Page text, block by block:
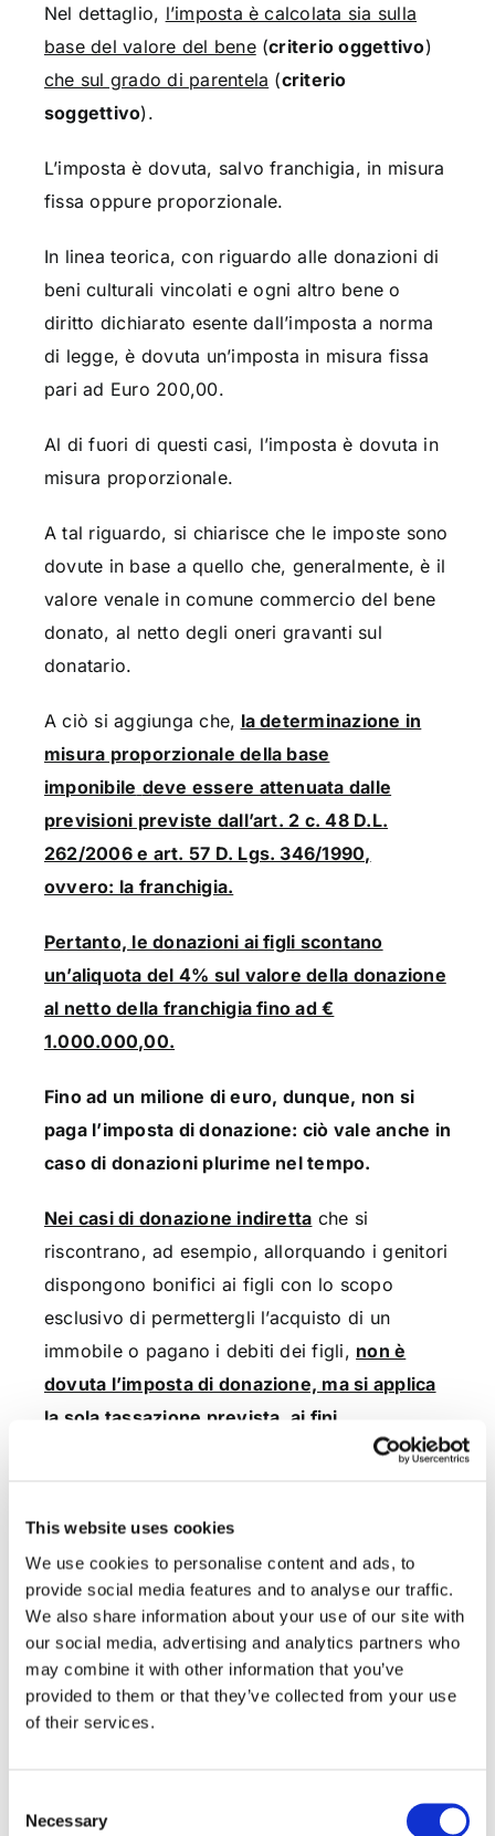
This website uses cookies
We use cookies to personalise content and ads, to
provide social media features and to analyse our traffic.
We also share information about your use of our site with
our social media, advertising and analytics partners who
may combine it with other information that you’ve
provided to them or that they’ve collected from your use
of their services.
Selection
Necessary
Nel dettaglio, l’imposta è calcolata sia sulla
base del valore del bene(criterio oggettivo)
che sul grado di parentela (criterio
soggettivo).
L’imposta è dovuta, salvo franchigia, in misura
fissa oppure proporzionale.
In linea teorica, con riguardo alle donazioni di
beni culturali vincolati e ogni altro bene o
diritto dichiarato esente dall’imposta a norma
di legge, è dovuta un’imposta in misura fissa
pari ad Euro 200,00.
Al di fuori di questi casi, l’imposta è dovuta in
misura proporzionale.
A tal riguardo, si chiarisce che le imposte sono
dovute in base a quello che, generalmente, è il
valore venale in comune commercio del bene
donato, al netto degli oneri gravanti sul
donatario.
A ciò si aggiunga che, la determinazione in
misura proporzionale della base
imponibile deve essere attenuata dalle
previsioni previste dall’art. 2 c. 48 D.L.
262/2006 e art. 57 D. Lgs. 346/1990,
ovvero: la franchigia.
Pertanto, le donazioni ai figli scontano
un’aliquota del 4% sul valore della donazione
al netto della franchigia fino ad €
1.000.000,00.
Fino ad un milione di euro, dunque, non si
paga l’imposta di donazione: ciò vale anche in
caso di donazioni plurime nel tempo.
Nei casi di donazione indiretta che si
riscontrano, ad esempio, allorquando i genitori
dispongono bonifici ai figli con lo scopo
esclusivo di permettergli l’acquisto di un
immobile o pagano i debiti dei figli, non è
dovuta l’imposta di donazione, ma si applica
la sola tassazione prevista, ai fini
dell’imposta di registro o dell’IVA, per l’atto
risulta.
Dott. Nicola Coscia
CONDIVIDI SUI SOCIAL